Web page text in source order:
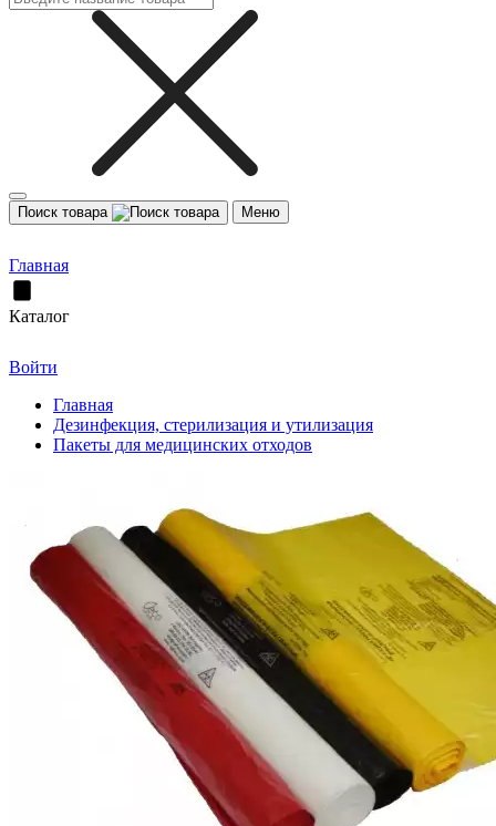
Поиск товара Меню
Главная
Каталог
Войти
Главная
Дезинфекция, стерилизация и утилизация
Пакеты для медицинских отходов